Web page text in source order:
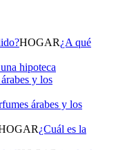
HOGAR¿A qué
hipoteca
árabes y los
¿Cuál es la